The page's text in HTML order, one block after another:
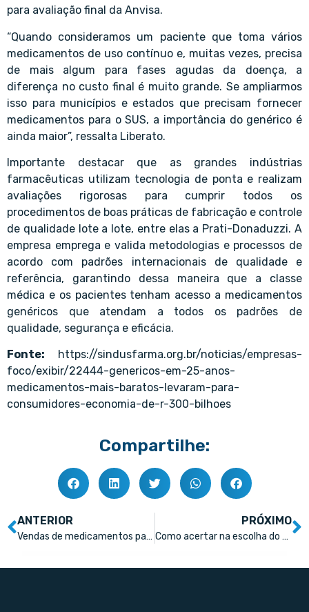
para avaliação final da Anvisa.
“Quando consideramos um paciente que toma vários
medicamentos de uso contínuo e, muitas vezes, precisa
de mais algum para fases agudas da doença, a
diferença no custo final é muito grande. Se ampliarmos
isso para municípios e estados que precisam fornecer
medicamentos para o SUS, a importância do genérico é
ainda maior”, ressalta Liberato.
Importante destacar que as grandes indústrias
farmacêuticas utilizam tecnologia de ponta e realizam
avaliações rigorosas para cumprir todos os
procedimentos de boas práticas de fabricação e controle
de qualidade lote a lote, entre elas a Prati-Donaduzzi. A
empresa emprega e valida metodologias e processos de
acordo com padrões internacionais de qualidade e
referência, garantindo dessa maneira que a classe
médica e os pacientes tenham acesso a medicamentos
genéricos que atendam a todos os padrões de
qualidade, segurança e eficácia.
Fonte:
https://sindusfarma.org.br/noticias/empresas-
foco/exibir/22444-genericos-em-25-anos-
medicamentos-mais-baratos-levaram-para-
consumidores-economia-de-r-300-bilhoes
Compartilhe:
ANTERIOR
Vendas de medicamentos para doenças respiratórias já registra aumento de 43% nas vendas
PRÓXIMO
Como acertar na escolha do mix